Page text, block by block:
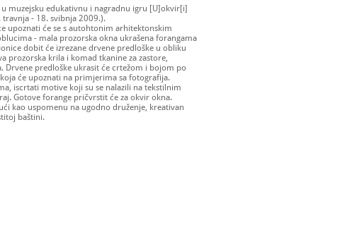
muzejsku edukativnu i nagradnu igru [U]okvir[i]
- 18. svibnja 2009.).
upoznati će se s autohtonim arhitektonskim
- mala prozorska okna ukrašena forangama
dobit će izrezane drvene predloške u obliku
prozorska krila i komad tkanine za zastore,
Drvene predloške ukrasit će crtežom i bojom po
će upoznati na primjerima sa fotografija.
iscrtati motive koji su se nalazili na tekstilnim
Gotove forange pričvrstit će za okvir okna.
kao uspomenu na ugodno druženje, kreativan
baštini.